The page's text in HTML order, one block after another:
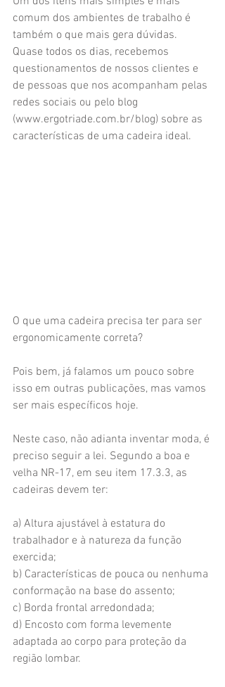
comum dos ambientes de trabalho é
também o que mais gera dúvidas.
Quase todos os dias, recebemos
questionamentos de nossos clientes e
de pessoas que nos acompanham pelas
redes sociais ou pelo blog
(www.ergotriade.com.br/blog) sobre as
características de uma cadeira ideal.
O que uma cadeira precisa ter para ser
ergonomicamente correta?
Pois bem, já falamos um pouco sobre
isso em outras publicações, mas vamos
ser mais específicos hoje.
Neste caso, não adianta inventar moda, é
preciso seguir a lei. Segundo a boa e
velha NR-17, em seu item 17.3.3, as
cadeiras devem ter:
a) Altura ajustável à estatura do
trabalhador e à natureza da função
exercida;
b) Características de pouca ou nenhuma
conformação na base do assento;
c) Borda frontal arredondada;
d) Encosto com forma levemente
adaptada ao corpo para proteção da
região lombar.